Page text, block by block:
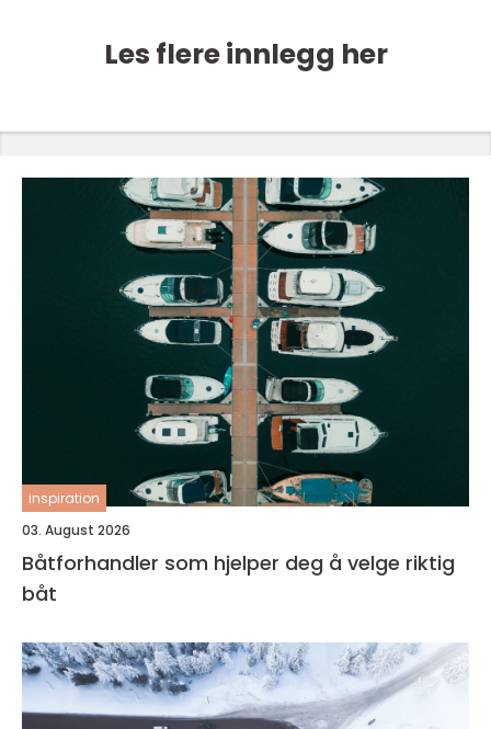
Les flere innlegg her
inspiration
03. August 2026
Båtforhandler som hjelper deg å velge riktig
båt